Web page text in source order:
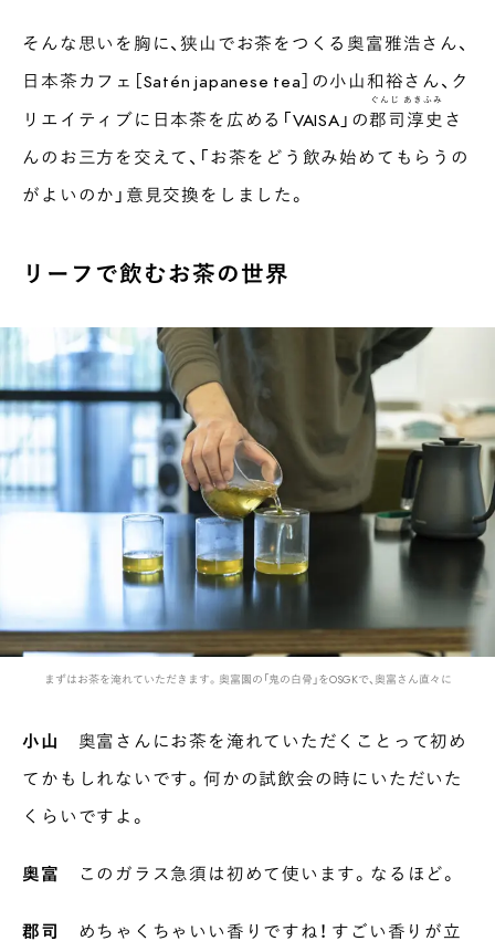
そんな思いを胸に、狭山でお茶をつくる奥富雅浩さん、
日本茶カフェ［Satén japanese tea］の小山和裕さん、ク
リエイティブに日本茶を広める「VAISA」の郡司淳史
ぐんじ あきふみ
さ
んのお三方を交えて、「お茶をどう飲み始めてもらうの
がよいのか」意見交換をしました。
リーフで飲むお茶の世界
まずはお茶を淹れていただきます。奥富園の「鬼の白骨」をOSGKで、奥富さん直々に
小山
奥富さんにお茶を淹れていただくことって初め
てかもしれないです。何かの試飲会の時にいただいた
くらいですよ。
奥富 このガラス急須は初めて使います。なるほど。
郡司 めちゃくちゃいい香りですね！ すごい香りが立